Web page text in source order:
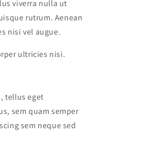
viverra nulla ut
rutrum. Aenean
nisi vel augue.
ultricies nisi.
tellus eget
sem quam semper
sem neque sed